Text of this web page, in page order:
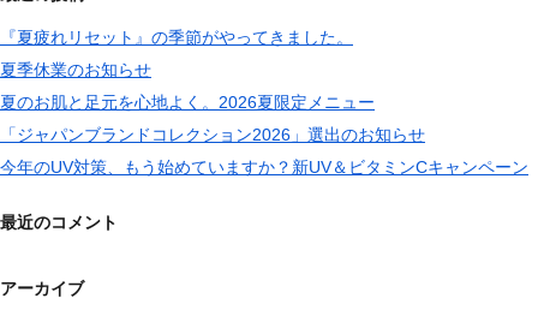
『夏疲れリセット』の季節がやってきました。
夏季休業のお知らせ
夏のお肌と足元を心地よく。2026夏限定メニュー
「ジャパンブランドコレクション2026」選出のお知らせ
今年のUV対策、もう始めていますか？新UV＆ビタミンCキャンペーン
最近のコメント
アーカイブ